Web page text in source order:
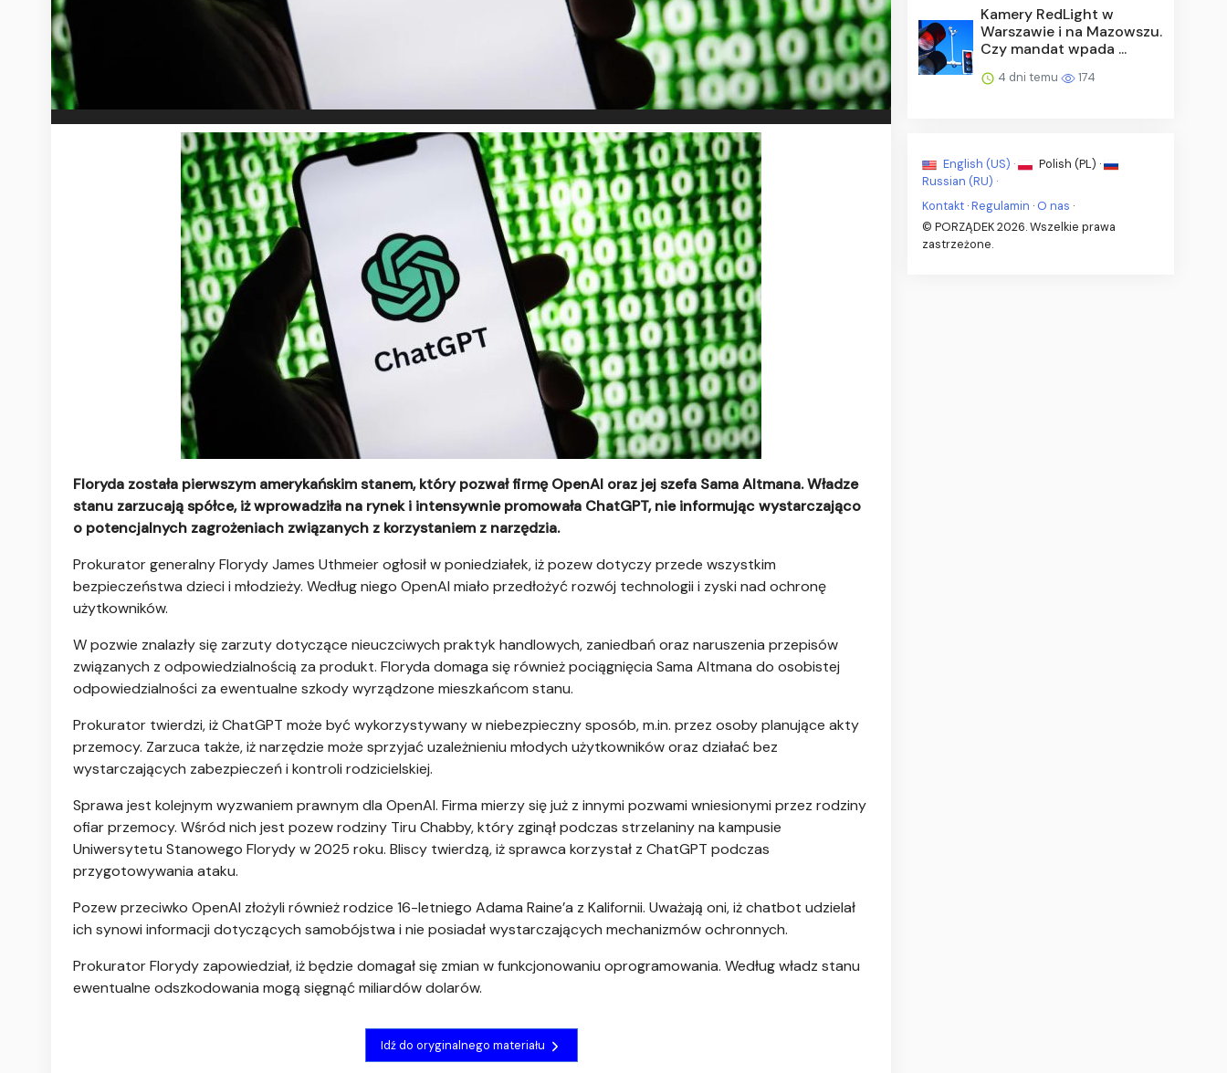
Floryda została pierwszym amerykańskim stanem, który pozwał firmę OpenAI oraz jej szefa Sama Altmana. Władze
stanu zarzucają spółce, iż wprowadziła na rynek i intensywnie promowała ChatGPT, nie informując wystarczająco
o potencjalnych zagrożeniach związanych z korzystaniem z narzędzia.
Prokurator generalny Florydy James Uthmeier ogłosił w poniedziałek, iż pozew dotyczy przede wszystkim
bezpieczeństwa dzieci i młodzieży. Według niego OpenAI miało przedłożyć rozwój technologii i zyski nad ochronę
użytkowników.
W pozwie znalazły się zarzuty dotyczące nieuczciwych praktyk handlowych, zaniedbań oraz naruszenia przepisów
związanych z odpowiedzialnością za produkt. Floryda domaga się również pociągnięcia Sama Altmana do osobistej
odpowiedzialności za ewentualne szkody wyrządzone mieszkańcom stanu.
Prokurator twierdzi, iż ChatGPT może być wykorzystywany w niebezpieczny sposób, m.in. przez osoby planujące akty
przemocy. Zarzuca także, iż narzędzie może sprzyjać uzależnieniu młodych użytkowników oraz działać bez
wystarczających zabezpieczeń i kontroli rodzicielskiej.
Sprawa jest kolejnym wyzwaniem prawnym dla OpenAI. Firma mierzy się już z innymi pozwami wniesionymi przez rodziny
ofiar przemocy. Wśród nich jest pozew rodziny Tiru Chabby, który zginął podczas strzelaniny na kampusie
Uniwersytetu Stanowego Florydy w 2025 roku. Bliscy twierdzą, iż sprawca korzystał z ChatGPT podczas
przygotowywania ataku.
Pozew przeciwko OpenAI złożyli również rodzice 16-letniego Adama Raine’a z Kalifornii. Uważają oni, iż chatbot udzielał
ich synowi informacji dotyczących samobójstwa i nie posiadał wystarczających mechanizmów ochronnych.
Prokurator Florydy zapowiedział, iż będzie domagał się zmian w funkcjonowaniu oprogramowania. Według władz stanu
ewentualne odszkodowania mogą sięgnąć miliardów dolarów.
Idź do oryginalnego materiału
Kamery RedLight w
Warszawie i na Mazowszu.
Czy mandat wpada ...
4 dni temu 174
English (US) ·
Polish (PL) ·
Russian (RU) ·
Kontakt ·Regulamin · O nas ·
© PORZĄDEK 2026. Wszelkie prawa
zastrzeżone.